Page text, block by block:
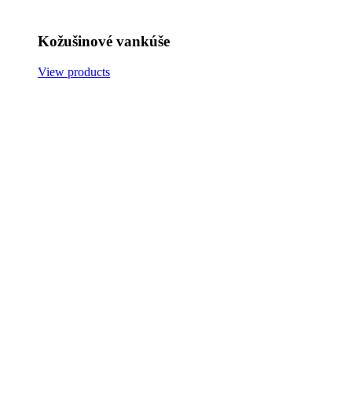
Kožušinové vankúše
View products